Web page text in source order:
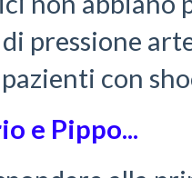
pressione
con
e Pippo...